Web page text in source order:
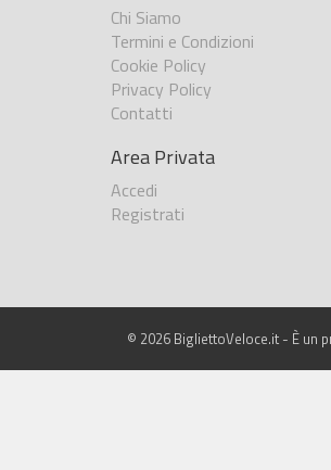
Chi Siamo
Termini e Condizioni
Cookie Policy
Privacy Policy
Contatti
Area Privata
Accedi
Registrati
© 2026 BigliettoVeloce.it - È un